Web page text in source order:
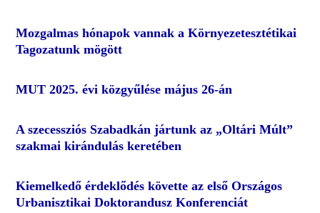
Mozgalmas hónapok vannak a Környezetesztétikai
Tagozatunk mögött
MUT 2025. évi közgyűlése május 26-án
A szecessziós Szabadkán jártunk az „Oltári Múlt”
szakmai kirándulás keretében
Kiemelkedő érdeklődés követte az első Országos
Urbanisztikai Doktorandusz Konferenciát